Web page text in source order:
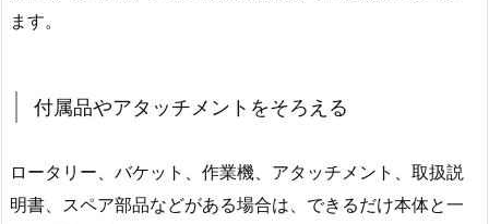
ます。
付属品やアタッチメントをそろえる
ロータリー、バケット、作業機、アタッチメント、取扱説
明書、スペア部品などがある場合は、できるだけ本体と一